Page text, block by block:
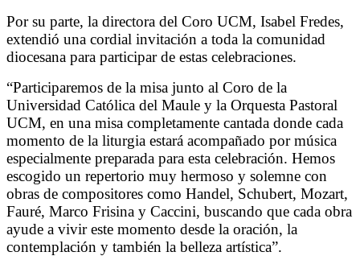
Por su parte, la directora del Coro UCM, Isabel Fredes,
extendió una cordial invitación a toda la comunidad
diocesana para participar de estas celebraciones.
“Participaremos de la misa junto al Coro de la
Universidad Católica del Maule y la Orquesta Pastoral
UCM, en una misa completamente cantada donde cada
momento de la liturgia estará acompañado por música
especialmente preparada para esta celebración. Hemos
escogido un repertorio muy hermoso y solemne con
obras de compositores como Handel, Schubert, Mozart,
Fauré, Marco Frisina y Caccini, buscando que cada obra
ayude a vivir este momento desde la oración, la
contemplación y también la belleza artística”.